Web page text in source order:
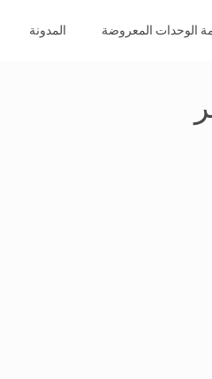
الوحدات المعروضة المدونة